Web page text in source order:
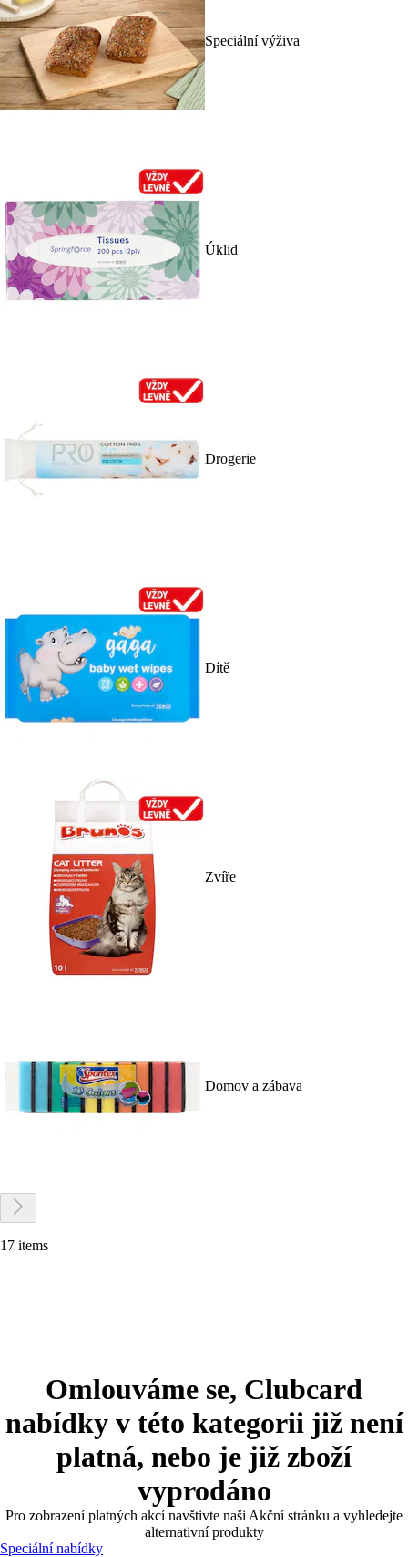
Speciální výživa
Úklid
Drogerie
Dítě
Zvíře
Domov a zábava
17 items
Omlouváme se, Clubcard
nabídky v této kategorii již není
platná, nebo je již zboží
vyprodáno
Pro zobrazení platných akcí navštivte naši Akční stránku a vyhledejte
alternativní produkty
Speciální nabídky